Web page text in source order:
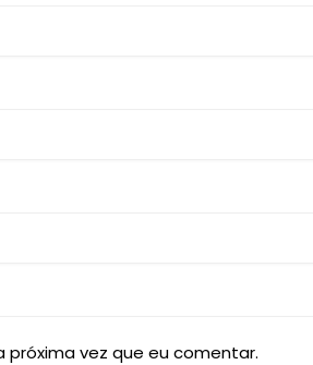
vez que eu comentar.